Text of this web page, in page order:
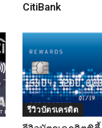
CitiBank
รีวิวบัตรเครดิต